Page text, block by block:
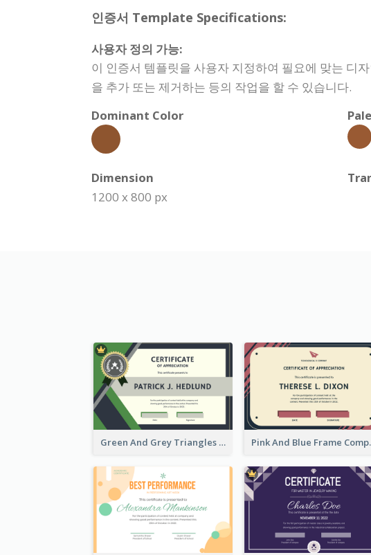
인증서 Template Specifications:
사용자 정의 가능:
이 인증서 템플릿을 사용자 지정하여 필요에 맞는 디
을 추가 또는 제거하는 등의 작업을 할 수 있습니다.
Dominant Color
Dimension
1200 x 800 px
Green And Grey Triangles With Badge Certificate Pink